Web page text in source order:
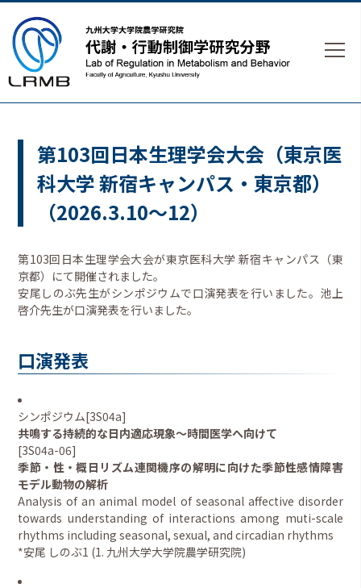
第103回日本生理学会大会（東京医
科大学 新宿キャンパス・東京都）
（2026.3.10～12）
第103回日本生理学会大会が東京医科大学 新宿キャンパス（東
京都）にて開催されました。
安尾しのぶ先生がシンポジウムで口演発表を行いました。池上
啓介先生が口演発表を行いました。
口演発表
シンポジウム[3S04a]
共鳴する持続的な日内適応現象～時間医学へ向けて
[3S04a-06]
季節・性・概日リズム連関機序の解明に向けた季節性感情障害
モデル動物の解析
Analysis of an animal model of seasonal affective disorder
towards understanding of interactions among muti-scale
rhythms including seasonal, sexual, and circadian rhythms
*安尾 しのぶ1 (1. 九州大学大学院農学研究院)